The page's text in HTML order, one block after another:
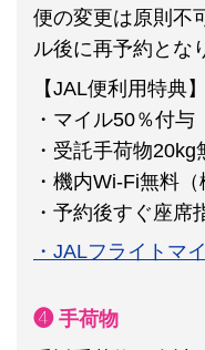
便の変更は原則不
ル後に再予約とな
【JAL便利用特典】
・マイル50％付与
・受託手荷物20kg
・機内Wi-Fi無料（
・予約後すぐ座席
・JALフライトマ
❹ 手荷物